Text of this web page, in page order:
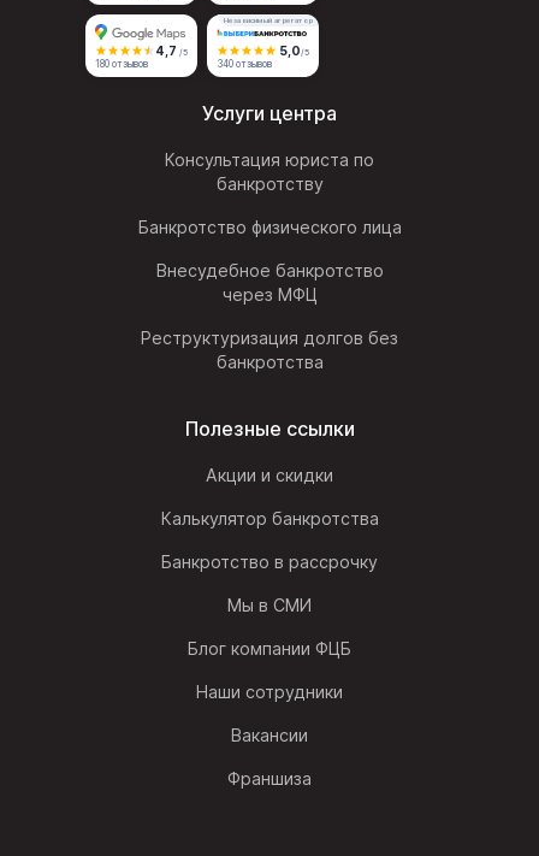
4,7 /5
180 отзывов
Независимый агрегатор
5,0/5
340 отзывов
Услуги центра
Консультация юриста по
банкротству
Банкротство физического лица
Внесудебное банкротство
через МФЦ
Реструктуризация долгов без
банкротства
Полезные ссылки
Акции и скидки
Калькулятор банкротства
Банкротство в рассрочку
Мы в СМИ
Блог компании ФЦБ
Наши сотрудники
Вакансии
Франшиза